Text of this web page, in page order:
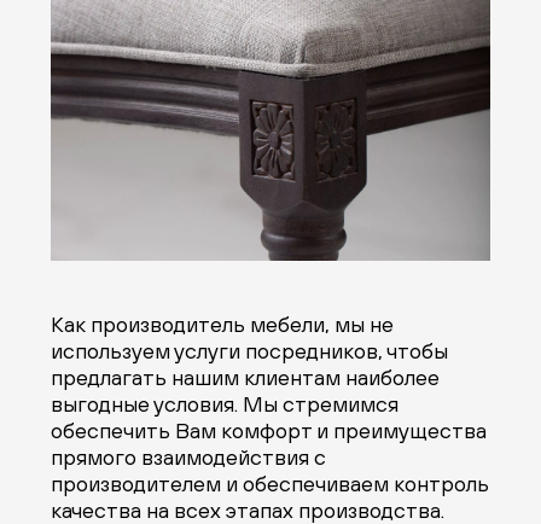
Как производитель мебели, мы не
используем услуги посредников, чтобы
предлагать нашим клиентам наиболее
выгодные условия. Мы стремимся
обеспечить Вам комфорт и преимущества
прямого взаимодействия с
производителем и обеспечиваем контроль
качества на всех этапах производства.